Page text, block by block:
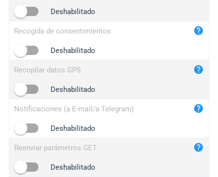
2no.co
yip.su
iplogger.info
Deshabilitado
Recogida de consentimientos
Deshabilitado
Recopilar datos GPS
Deshabilitado
Notificaciones (a E-mail/a Telegram)
Deshabilitado
Reenviar parámetros GET
Deshabilitado